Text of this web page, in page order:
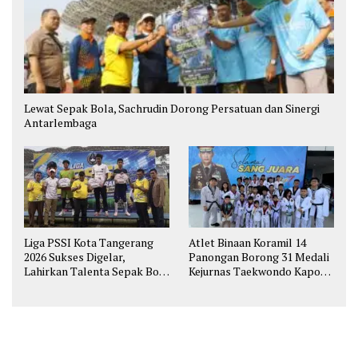
Lewat Sepak Bola, Sachrudin Dorong Persatuan dan Sinergi
Antarlembaga
Liga PSSI Kota Tangerang
2026 Sukses Digelar,
Lahirkan Talenta Sepak Bola
Atlet Binaan Koramil 14
Panongan Borong 31 Medali
Kejurnas Taekwondo Kapolri